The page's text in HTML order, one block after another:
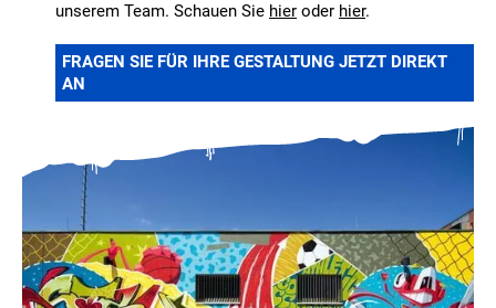
unserem Team. Schauen Sie hier oder hier.
FRAGEN SIE FÜR IHRE GESTALTUNG JETZT DIREKT
AN